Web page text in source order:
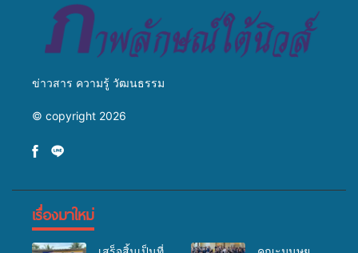
ข่าวสาร ความรู้ วัฒนธรรม
© copyright 2026
เรื่องมาใหม่